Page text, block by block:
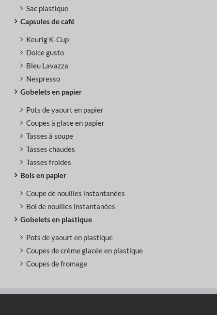
Sac plastique
Capsules de café
Keurig K-Cup
Dolce gusto
Bleu Lavazza
Nespresso
Gobelets en papier
Pots de yaourt en papier
Coupes à glace en papier
Tasses à soupe
Tasses chaudes
Tasses froides
Bols en papier
Coupe de nouilles instantanées
Bol de nouilles instantanées
Gobelets en plastique
Pots de yaourt en plastique
Coupes de crème glacée en plastique
Coupes de fromage